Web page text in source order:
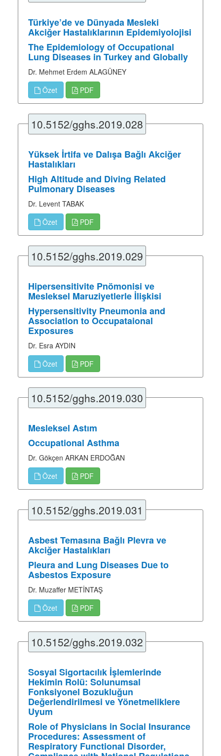
Türkiye’de ve Dünyada Mesleki
Akciğer Hastalıklarının Epidemiyolojisi
The Epidemiology of Occupational
Lung Diseases in Turkey and Globally
Dr. Mehmet Erdem ALAGÜNEY
Özet
PDF
10.5152/gghs.2019.028
Yüksek İrtifa ve Dalışa Bağlı Akciğer
Hastalıkları
High Altitude and Diving Related
Pulmonary Diseases
Dr. Levent TABAK
Özet
PDF
10.5152/gghs.2019.029
Hipersensitivite Pnömonisi ve
Mesleksel Maruziyetlerle İlişkisi
Hypersensitivity Pneumonia and
Association to Occupataional
Exposures
Dr. Esra AYDIN
Özet
PDF
10.5152/gghs.2019.030
Mesleksel Astım
Occupational Asthma
Dr. Gökçen ARKAN ERDOĞAN
Özet
PDF
10.5152/gghs.2019.031
Asbest Temasına Bağlı Plevra ve
Akciğer Hastalıkları
Pleura and Lung Diseases Due to
Asbestos Exposure
Dr. Muzaffer METİNTAŞ
Özet
PDF
10.5152/gghs.2019.032
Sosyal Sigortacılık İşlemlerinde
Hekimin Rolü: Solunumsal
Fonksiyonel Bozukluğun
Değerlendirilmesi ve Yönetmeliklere
Uyum
Role of Physicians in Social Insurance
Procedures: Assessment of
Respiratory Functional Disorder,